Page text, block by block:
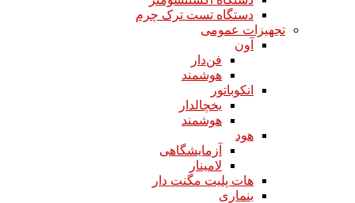
دستگاه تست ترک چرم
تجهیزات عمومی
آون
فن‌دار
هوشمند
انکوباتور
یخچالدار
هوشمند
هود
آزمایشگاهی
لامینار​​​​​​​
هات پلیت مگنت دار​​​​​​​
بنماری